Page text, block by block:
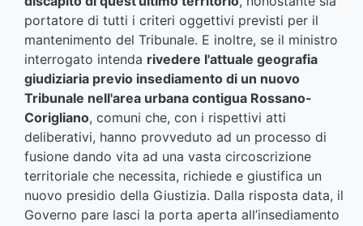
portatore di tutti i criteri oggettivi previsti per il
mantenimento del Tribunale. E inoltre, se il ministro
interrogato intenda rivedere l'attuale geografia
giudiziaria previo insediamento di un nuovo
Tribunale nell'area urbana contigua Rossano-
Corigliano, comuni che, con i rispettivi atti
deliberativi, hanno provveduto ad un processo di
fusione dando vita ad una vasta circoscrizione
territoriale che necessita, richiede e giustifica un
nuovo presidio della Giustizia. Dalla risposta data, il
Governo pare lasci la porta aperta all’insediamento